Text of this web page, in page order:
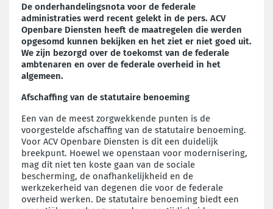
De onderhandelingsnota voor de federale
administraties werd recent gelekt in de pers. ACV
Openbare Diensten heeft de maatregelen die werden
opgesomd kunnen bekijken en het ziet er niet goed uit.
We zijn bezorgd over de toekomst van de federale
ambtenaren en over de federale overheid in het
algemeen.
Afschaffing van de statutaire benoeming
Een van de meest zorgwekkende punten is de
voorgestelde afschaffing van de statutaire benoeming.
Voor ACV Openbare Diensten is dit een duidelijk
breekpunt. Hoewel we openstaan voor modernisering,
mag dit niet ten koste gaan van de sociale
bescherming, de onafhankelijkheid en de
werkzekerheid van degenen die voor de federale
overheid werken. De statutaire benoeming biedt een